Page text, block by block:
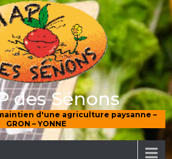
des Sénons
d'une agriculture paysanne –
GRON – YONNE